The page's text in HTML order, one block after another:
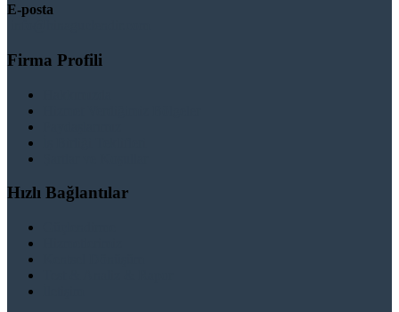
E-posta
Firma Profili
Hızlı Bağlantılar